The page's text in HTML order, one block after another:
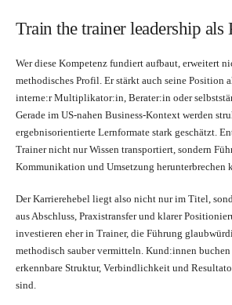
Train the trainer leadership als
Wer diese Kompetenz fundiert aufbaut, erweitert
methodisches Profil. Er stärkt auch seine Position
interne:r Multiplikator:in, Berater:in oder
Gerade im US-nahen Business-Kontext werden
ergebnisorientierte Lernformate stark geschätzt.
Trainer nicht nur Wissen transportiert, sondern
Kommunikation und Umsetzung herunterbrechen
Der Karrierehebel liegt also nicht nur im Titel,
aus Abschluss, Praxistransfer und klarer
investieren eher in Trainer, die Führung
methodisch sauber vermitteln. Kund:innen buchen
erkennbare Struktur, Verbindlichkeit und
sind.